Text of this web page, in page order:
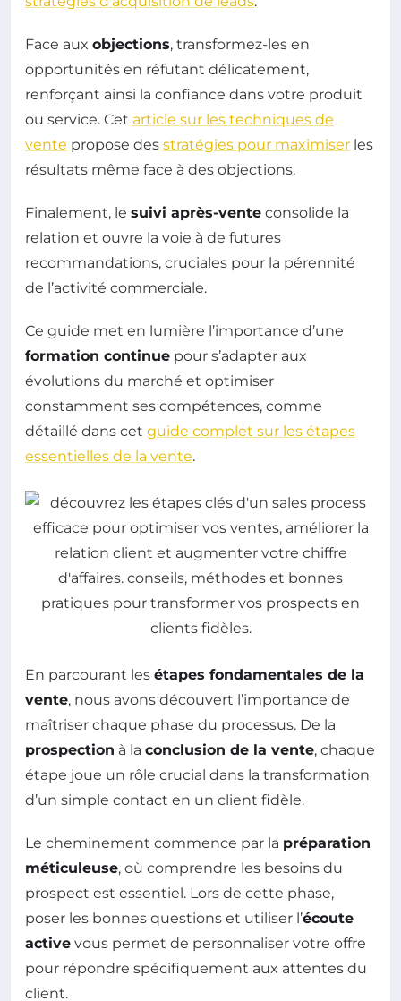
Face aux objections, transformez-les en
opportunités en réfutant délicatement,
renforçant ainsi la confiance dans votre produit
ou service. Cet article sur les techniques de
vente propose des stratégies pour maximiser les
résultats même face à des objections.
Finalement, le suivi après-vente consolide la
relation et ouvre la voie à de futures
recommandations, cruciales pour la pérennité
de l’activité commerciale.
Ce guide met en lumière l’importance d’une
formation continue pour s’adapter aux
évolutions du marché et optimiser
constamment ses compétences, comme
détaillé dans cet guide complet sur les étapes
essentielles de la vente.
En parcourant les étapes fondamentales de la
vente, nous avons découvert l’importance de
maîtriser chaque phase du processus. De la
prospection à la conclusion de la vente, chaque
étape joue un rôle crucial dans la transformation
d’un simple contact en un client fidèle.
Le cheminement commence par la préparation
méticuleuse, où comprendre les besoins du
prospect est essentiel. Lors de cette phase,
poser les bonnes questions et utiliser l’écoute
active vous permet de personnaliser votre offre
pour répondre spécifiquement aux attentes du
client.